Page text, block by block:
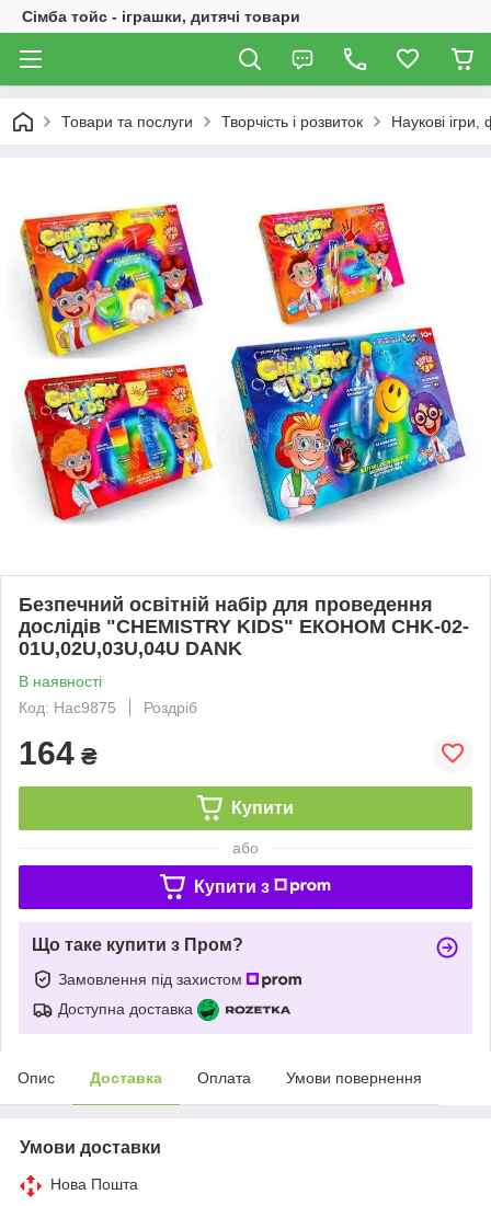
Сімба тойс - іграшки, дитячі товари
Товари та послуги Творчість і розвиток Наукові
Безпечний освітній набір для проведення
дослідів "CHEMISTRY KIDS" ЕКОНОМ CHK-02-
01U,02U,03U,04U DANK
В наявності
Код: Нас9875
Роздріб
164 ₴
Купити
або
Купити з
Що таке купити з Пром?
Замовлення під захистом
Доступна доставка
Опис Доставка Оплата Умови повернення
Умови доставки
Нова Пошта